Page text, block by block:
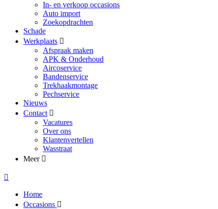
In- en verkoop occasions
Auto import
Zoekopdrachten
Schade
Werkplaats
Afspraak maken
APK & Onderhoud
Aircoservice
Bandenservice
Trekhaakmontage
Pechservice
Nieuws
Contact
Vacatures
Over ons
Klantenvertellen
Wasstraat
Meer
Home
Occasions